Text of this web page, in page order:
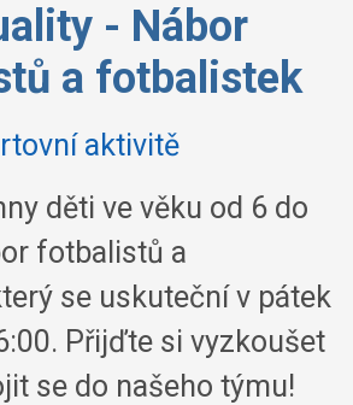
- Nábor
a fotbalistek
děti ve věku od 6 do
fotbalistů a
se uskuteční v pátek
Přijďte si vyzkoušet
se do našeho týmu!